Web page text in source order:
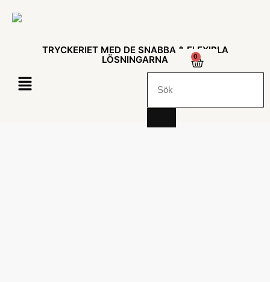
TRYCKERIET MED DE SNABBA & FLEXIBLA
LÖSNINGARNA
0